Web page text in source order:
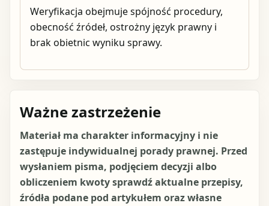
Weryfikacja obejmuje spójność procedury,
obecność źródeł, ostrożny język prawny i
brak obietnic wyniku sprawy.
Ważne zastrzeżenie
Materiał ma charakter informacyjny i nie
zastępuje indywidualnej porady prawnej. Przed
wysłaniem pisma, podjęciem decyzji albo
obliczeniem kwoty sprawdź aktualne przepisy,
źródła podane pod artykułem oraz własne